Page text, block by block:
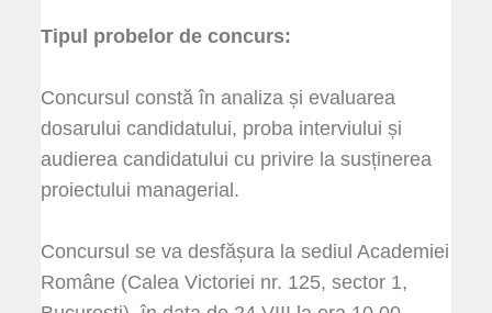
Tipul probelor de concurs:
Concursul constă în analiza și evaluarea
dosarului candidatului, proba interviului și
audierea candidatului cu privire la susținerea
proiectului managerial.
Concursul se va desfășura la sediul Academiei
Române (Calea Victoriei nr. 125, sector 1,